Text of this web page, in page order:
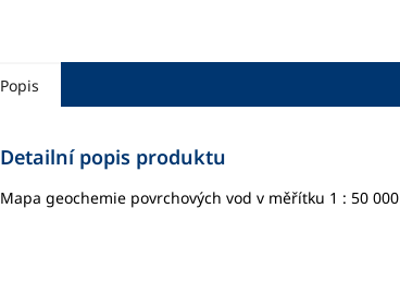
Popis
Detailní popis produktu
Mapa geochemie povrchových vod v měřítku 1 : 50 000